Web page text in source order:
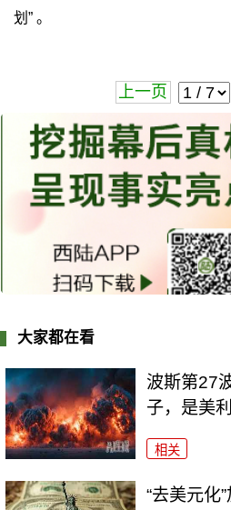
划” 。
上一页
大家都在看
波斯第27
子，是美
相关
“去美元化